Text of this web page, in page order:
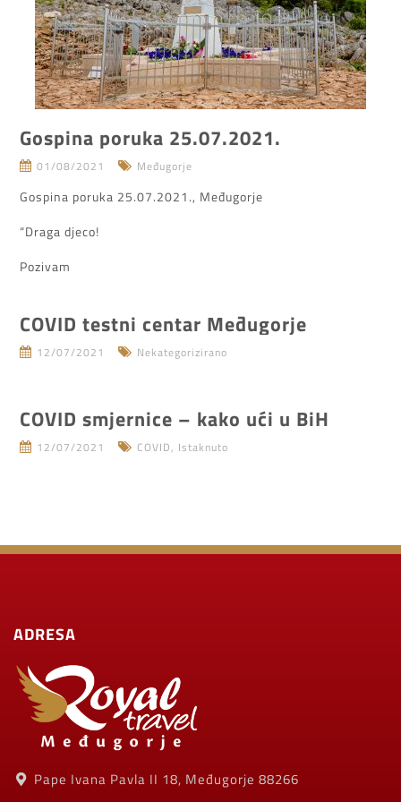
Gospina poruka 25.07.2021.
01/08/2021 Međugorje
Gospina poruka 25.07.2021., Međugorje
“Draga djeco!
Pozivam
COVID testni centar Međugorje
12/07/2021 Nekategorizirano
COVID smjernice – kako ući u BiH
12/07/2021 COVID, Istaknuto
ADRESA
Pape Ivana Pavla II 18, Međugorje 88266